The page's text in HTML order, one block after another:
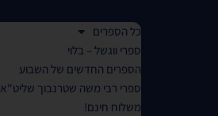
כל הספרים
ספרי ווגשל – בלוי
הספרים החדשים של השבוע
ספרי רבי משה שטרנבוך שליט"א
משלוח חינם!